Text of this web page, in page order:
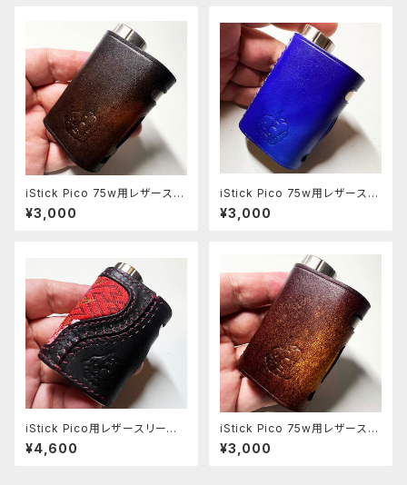
iStick Pico 75w用レザースリ
ーブ [405-pc]
¥3,000
iStick Pico 75w用レザースリ
ーブ [313-pc]
¥3,000
iStick Pico用レザースリーブ
[379-pc]
¥4,600
iStick Pico 75w用レザースリ
ーブ [407-pc]
¥3,000